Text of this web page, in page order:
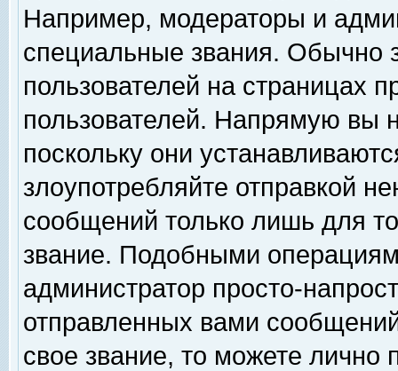
Например, модераторы и
специальные звания. Обычно
пользователей на страницах
пользователей. Напрямую вы
поскольку они
злоупотребляйте отправкой
сообщений только лишь для
звание. Подобными
администратор просто-
отправленных вами
свое звание, то можете лично